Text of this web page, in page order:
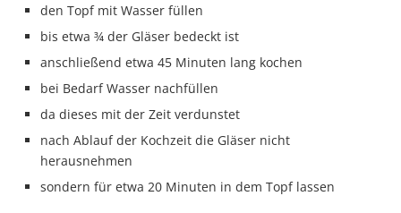
den Topf mit Wasser füllen
bis etwa ¾ der Gläser bedeckt ist
anschließend etwa 45 Minuten lang kochen
bei Bedarf Wasser nachfüllen
da dieses mit der Zeit verdunstet
nach Ablauf der Kochzeit die Gläser nicht
herausnehmen
sondern für etwa 20 Minuten in dem Topf lassen